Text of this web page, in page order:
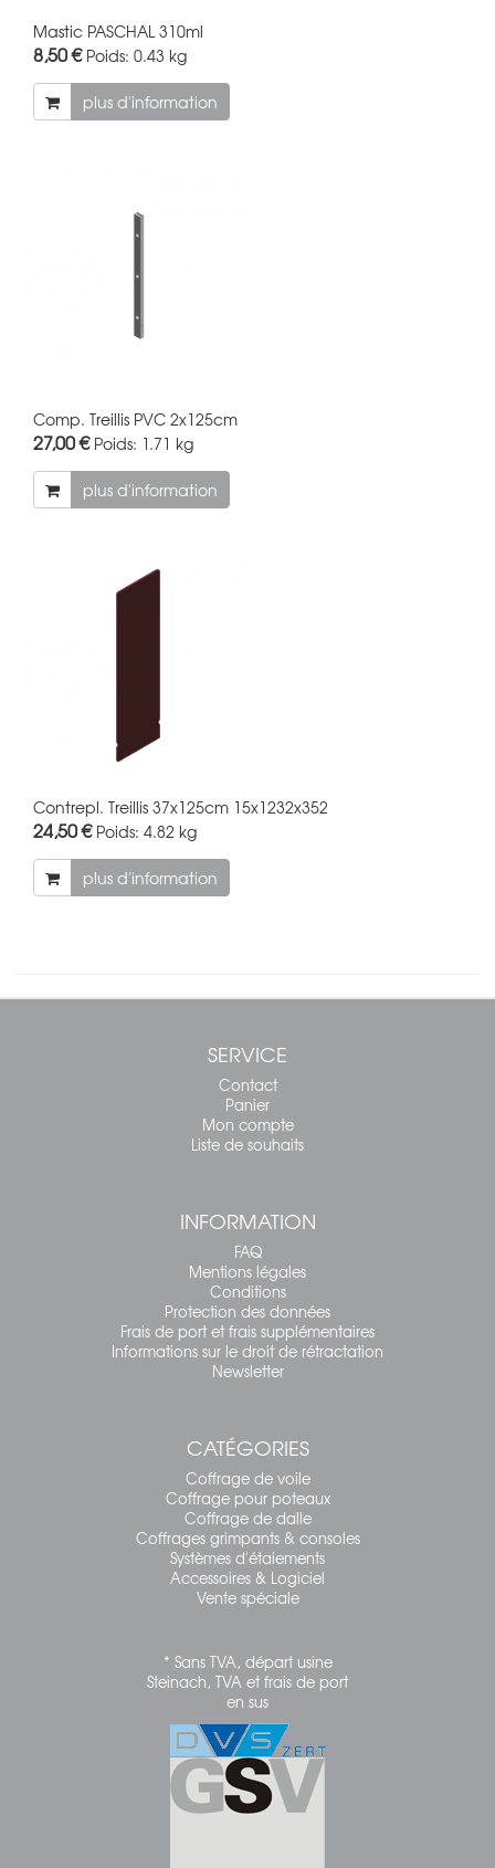
Mastic PASCHAL 310ml
8,50 € Poids: 0.43 kg
plus d'information
Comp. Treillis PVC 2x125cm
27,00 € Poids: 1.71 kg
plus d'information
Contrepl. Treillis 37x125cm 15x1232x352
24,50 € Poids: 4.82 kg
plus d'information
SERVICE
Contact
Panier
Mon compte
Liste de souhaits
INFORMATION
FAQ
Mentions légales
Conditions
Protection des données
Frais de port et frais supplémentaires
Informations sur le droit de rétractation
Newsletter
CATÉGORIES
Coffrage de voile
Coffrage pour poteaux
Coffrage de dalle
Coffrages grimpants & consoles
Systèmes d'étaiements
Accessoires & Logiciel
Vente spéciale
* Sans TVA, départ usine
Steinach, TVA et frais de port
en sus